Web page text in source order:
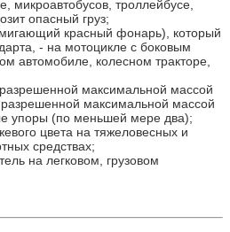
микроавтобусов, троллейбусе,
опасный груз;
красный фонарь), который
- на мотоцикле с боковым
автомобиле, колесном тракторе,
максимальной массой
максимальной массой
упоры (по меньшей мере два);
цвета на тяжеловесных и
средствах;
на легковом, грузовом